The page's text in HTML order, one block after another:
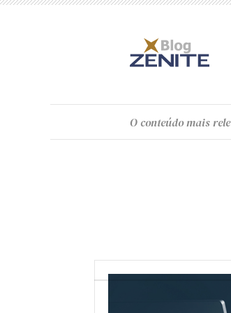
O conteúdomais